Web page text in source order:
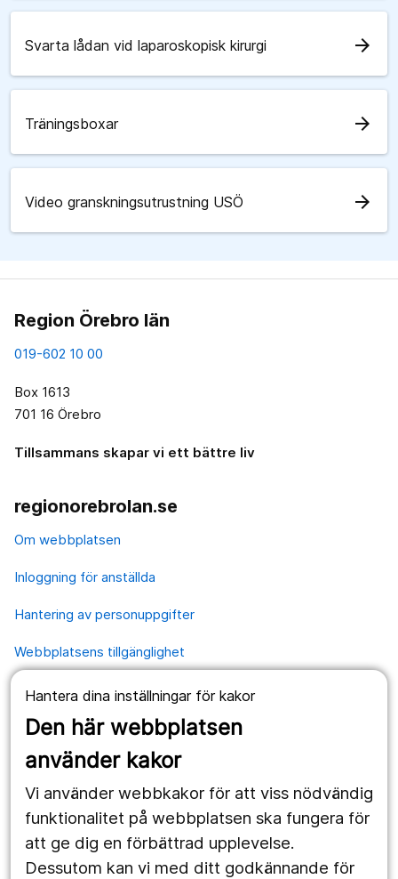
Hantera dina inställningar för kakor
Den här webbplatsen
använder kakor
Vi använder webbkakor för att viss nödvändig
funktionalitet på webbplatsen ska fungera för
att ge dig en förbättrad upplevelse.
Dessutom kan vi med ditt godkännande för
Svarta lådan vid laparoskopisk kirurgi arrow_forward
Träningsboxar arrow_forward
Video granskningsutrustning USÖ arrow_forward
Region Örebro län
019-602 10 00
Box 1613
701 16 Örebro
Tillsammans skapar vi ett bättre liv
regionorebrolan.se
Om webbplatsen
Inloggning för anställda
Hantering av personuppgifter
Webbplatsens tillgänglighet
Våra webbplatser
1177.se
Region Örebro län